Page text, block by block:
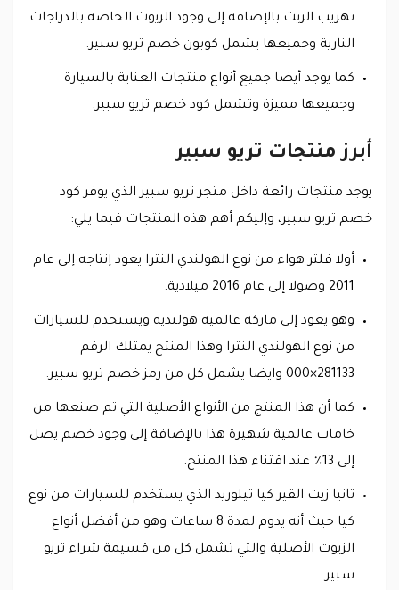
تهريب الزيت بالإضافة إلى وجود الزيوت الخاصة بالدراجات
النارية وجميعها يشمل كوبون خصم تريو سبير.
كما يوجد أيضا جميع أنواع منتجات العناية بالسيارة
وجميعها مميزة وتشمل كود خصم تريو سبير.
أبرز منتجات تريو سبير
يوجد منتجات رائعة داخل متجر تريو سبير الذي يوفر كود
خصم تريو سبير، وإليكم أهم هذه المنتجات فيما يلي:
أولا فلتر هواء من نوع الهولندي النترا يعود إنتاجه إلى عام
2011 وصولا إلى عام 2016 ميلادية.
وهو يعود إلى ماركة عالمية هولندية ويستخدم للسيارات
من نوع الهولندي النترا وهذا المنتج يمتلك الرقم
281133×000 وايضا يشمل كل من رمز خصم تريو سبير.
كما أن هذا المنتج من الأنواع الأصلية التي تم صنعها من
خامات عالمية شهيرة هذا بالإضافة إلى وجود خصم يصل
إلى 13٪ عند اقتناء هذا المنتج.
ثانيا زيت القير كيا تيلوريد الذي يستخدم للسيارات من نوع
كيا حيث أنه يدوم لمدة 8 ساعات وهو من أفضل أنواع
الزيوت الأصلية والتي تشمل كل من قسيمة شراء تريو
سبير.